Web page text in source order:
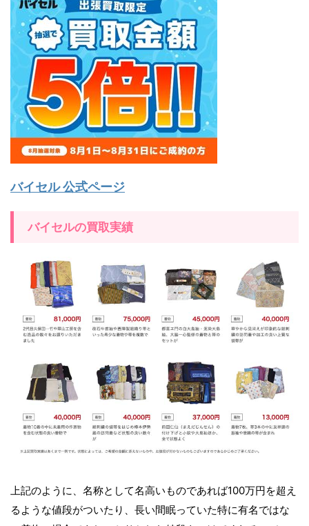
バイセル 公式ページ
バイセルの買取実績
上記のように、名称として名高いものであれば100万円を超え
るような値段がついたり、長い間眠っていた特に有名ではな